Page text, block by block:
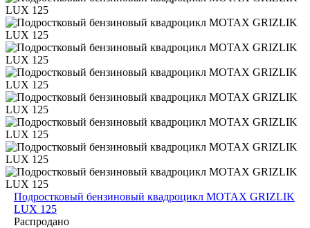
Подростковый бензиновый квадроцикл MOTAX GRIZLIK
LUX 125
Распродано